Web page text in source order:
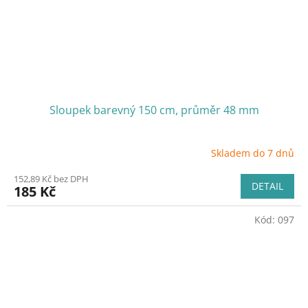
Sloupek barevný 150 cm, průměr 48 mm
Skladem do 7 dnů
152,89 Kč bez DPH
185 Kč DETAIL
Kód: 097